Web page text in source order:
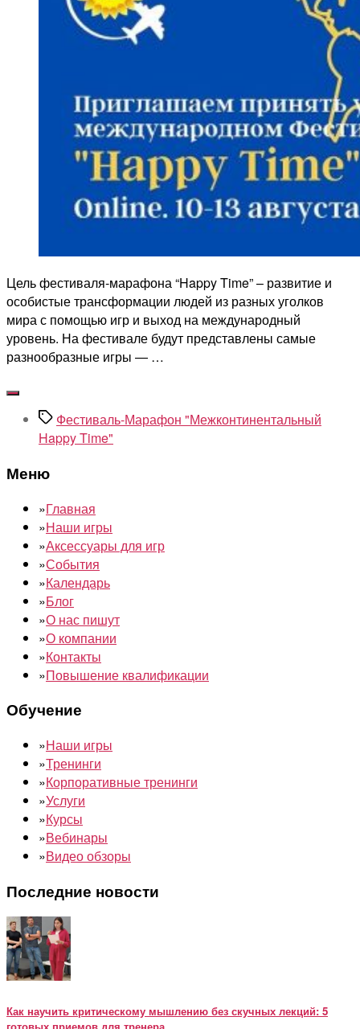
Цель фестиваля-марафона “Happy Time” – развитие и
особистые трансформации людей из разных уголков
мира с помощью игр и выход на международный
уровень. На фестивале будут представлены самые
разнообразные игры — …
МеткиФестиваль-Марафон "Межконтинентальный
Happy Time"
Меню
»Главная
»Наши игры
»Аксессуары для игр
»События
»Календарь
»Блог
»О нас пишут
»О компании
»Контакты
»Повышение квалификации
Обучение
»Наши игры
»Тренинги
»Корпоративные тренинги
»Услуги
»Курсы
»Вебинары
»Видео обзоры
Последние новости
Как научить критическому мышлению без скучных лекций: 5
готовых приемов для тренера